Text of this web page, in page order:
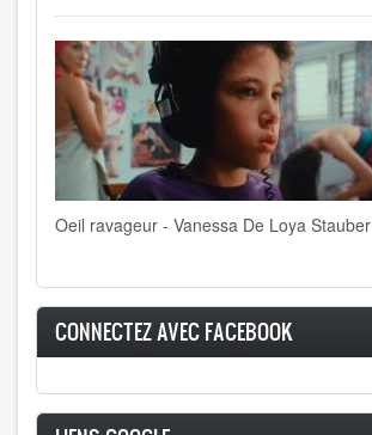
Oeil ravageur - Vanessa De Loya Stauber
CONNECTEZ AVEC FACEBOOK